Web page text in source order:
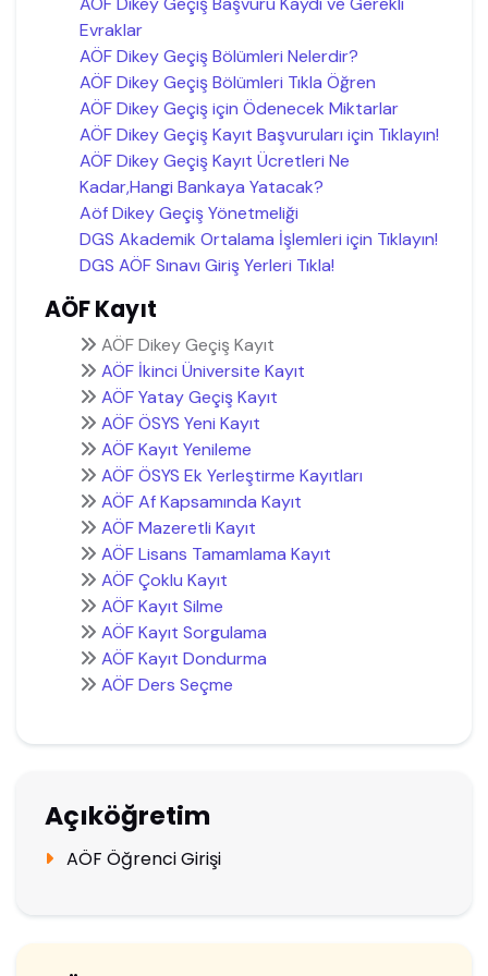
Evraklar
AÖF Dikey Geçiş Bölümleri Nelerdir?
AÖF Dikey Geçiş Bölümleri Tıkla Öğren
AÖF Dikey Geçiş için Ödenecek Miktarlar
AÖF Dikey Geçiş Kayıt Başvuruları için Tıklayın!
AÖF Dikey Geçiş Kayıt Ücretleri Ne
Kadar,Hangi Bankaya Yatacak?
Aöf Dikey Geçiş Yönetmeliği
DGS Akademik Ortalama İşlemleri için Tıklayın!
DGS AÖF Sınavı Giriş Yerleri Tıkla!
AÖF Kayıt
AÖF Dikey Geçiş Kayıt
AÖF İkinci Üniversite Kayıt
AÖF Yatay Geçiş Kayıt
AÖF ÖSYS Yeni Kayıt
AÖF Kayıt Yenileme
AÖF ÖSYS Ek Yerleştirme Kayıtları
AÖF Af Kapsamında Kayıt
AÖF Mazeretli Kayıt
AÖF Lisans Tamamlama Kayıt
AÖF Çoklu Kayıt
AÖF Kayıt Silme
AÖF Kayıt Sorgulama
AÖF Kayıt Dondurma
AÖF Ders Seçme
Açıköğretim
AÖF Öğrenci Girişi